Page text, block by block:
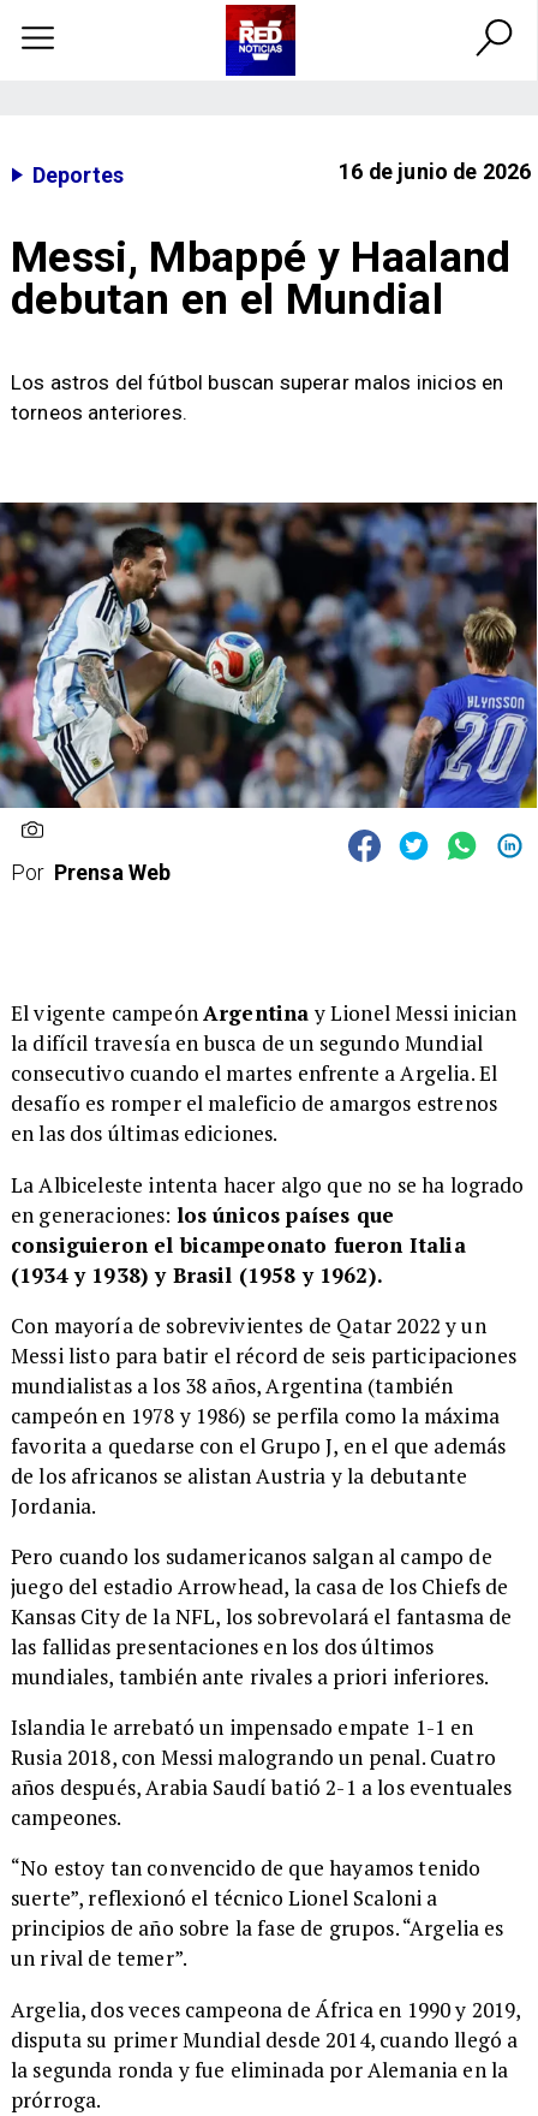
Deportes 16 de junio de 2026
Messi, Mbappé y Haaland
debutan en el Mundial
Los astros del fútbol buscan superar malos inicios en
torneos anteriores.
Por Prensa Web
El vigente campeónArgentinay Lionel Messi inician
la difícil travesía en busca de un segundo Mundial
consecutivo cuando el martes enfrente a Argelia. El
desafío es romper el maleficio de amargos estrenos
en las dos últimas ediciones.
La Albiceleste intenta hacer algo que no se ha logrado
en generaciones: los únicos países que
consiguieron el bicampeonato fueron Italia
(1934 y 1938) y Brasil (1958 y 1962).
Con mayoría de sobrevivientes de Qatar 2022 y un
Messi listo para batir el récord de seis participaciones
mundialistas a los 38 años, Argentina (también
campeón en 1978 y 1986) se perfila como la máxima
favorita a quedarse con el Grupo J, en el que además
de los africanos se alistan Austria y la debutante
Jordania.
Pero cuando los sudamericanos salgan al campo de
juego del estadio Arrowhead, la casa de los Chiefs de
Kansas City de la NFL, los sobrevolará el fantasma de
las fallidas presentaciones en los dos últimos
mundiales, también ante rivales a priori inferiores.
Islandia le arrebató un impensado empate 1-1 en
Rusia 2018, con Messi malogrando un penal. Cuatro
años después, Arabia Saudí batió 2-1 a los eventuales
campeones.
“No estoy tan convencido de que hayamos tenido
suerte”, reflexionó el técnico Lionel Scaloni a
principios de año sobre la fase de grupos. “Argelia es
un rival de temer”.
Argelia, dos veces campeona de África en 1990 y 2019,
disputa su primer Mundial desde 2014, cuando llegó a
la segunda ronda y fue eliminada por Alemania en la
prórroga.